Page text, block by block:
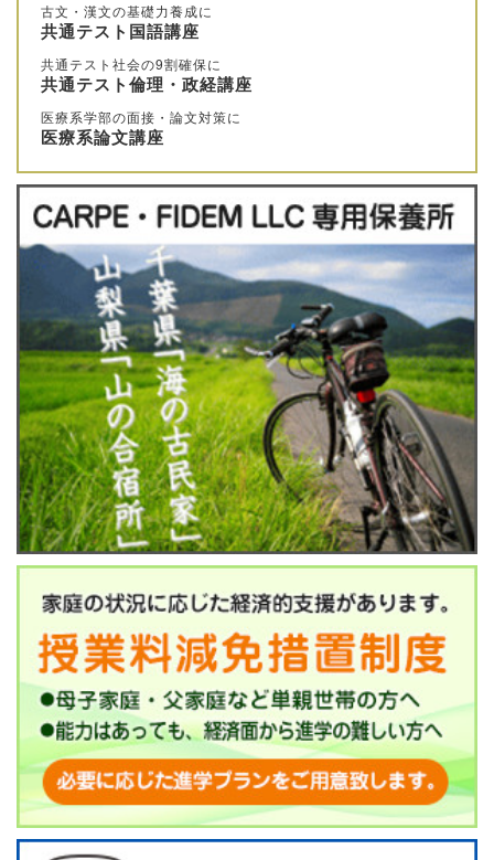
古文・漢文の基礎力養成に
共通テスト国語講座
共通テスト社会の9割確保に
共通テスト倫理・政経講座
医療系学部の面接・論文対策に
医療系論文講座